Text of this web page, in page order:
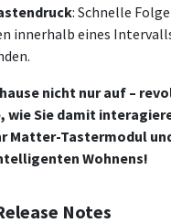
: Schnelle
innerhalb eines
nicht nur auf –
wie Sie damit
Matter-Tastermodul
Wohnens!
Notes